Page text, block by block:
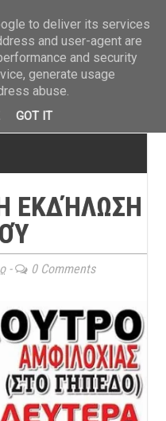
ΕΚΔΉΛΩΣΗ
- 0 Comments
to deliver its services
and user-agent are
and security
generate usage
abuse.
GOT IT